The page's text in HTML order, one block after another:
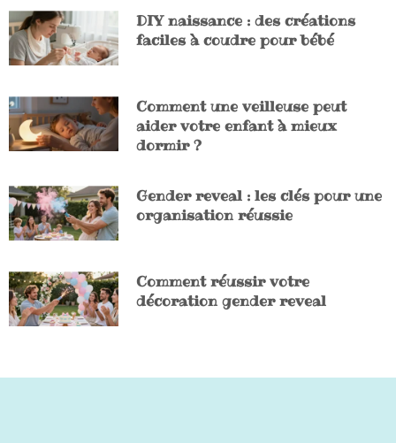
DIY naissance : des créations
faciles à coudre pour bébé
Comment une veilleuse peut
aider votre enfant à mieux
dormir ?
Gender reveal : les clés pour une
organisation réussie
Comment réussir votre
décoration gender reveal